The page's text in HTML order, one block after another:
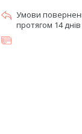
протягом 14 днів